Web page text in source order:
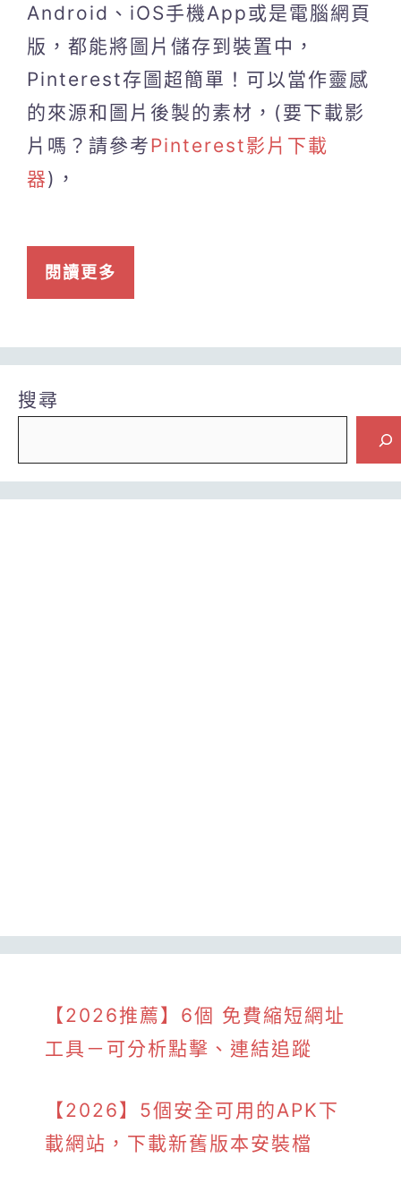
Android、iOS手機App或是電腦網頁
版，都能將圖片儲存到裝置中，
Pinterest存圖超簡單！可以當作靈感
的來源和圖片後製的素材，(要下載影
片嗎？請參考Pinterest影片下載
器)，
閱讀更多
搜尋
【2026推薦】6個 免費縮短網址
工具－可分析點擊、連結追蹤
【2026】5個安全可用的APK下
載網站，下載新舊版本安裝檔